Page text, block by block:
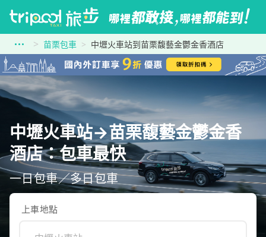
苗栗包車 中壢火車站到苗栗馥藝金鬱金香酒店
中壢火車站→苗栗馥藝金鬱金香
酒店：包車最快
一日包車／多日包車
上車地點